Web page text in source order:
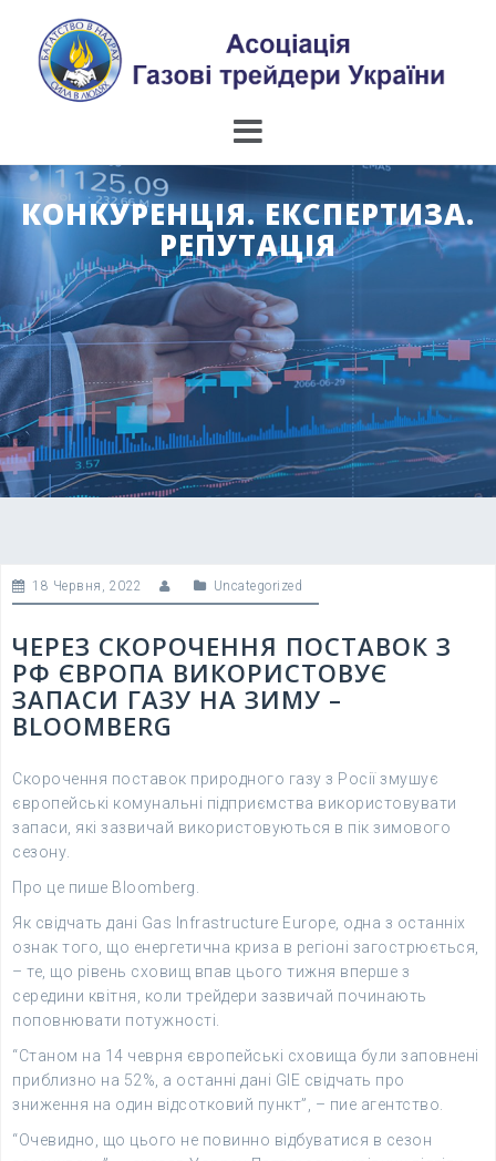
content
КОНКУРЕНЦІЯ. ЕКСПЕРТИЗА.
РЕПУТАЦІЯ
18 Червня, 2022 Uncategorized
ЧЕРЕЗ СКОРОЧЕННЯ ПОСТАВОК З
РФ ЄВРОПА ВИКОРИСТОВУЄ
ЗАПАСИ ГАЗУ НА ЗИМУ –
BLOOMBERG
Скорочення поставок природного газу з Росії змушує
європейські комунальні підприємства використовувати
запаси, які зазвичай використовуються в пік зимового
сезону.
Про це пише Bloomberg.
Як свідчать дані Gas Infrastructure Europe, одна з останніх
ознак того, що енергетична криза в регіоні загострюється,
– те, що рівень сховищ впав цього тижня вперше з
середини квітня, коли трейдери зазвичай починають
поповнювати потужності.
“Станом на 14 чеврня європейські сховища були заповнені
приблизно на 52%, а останні дані GIE свідчать про
зниження на один відсотковий пункт”, – пие агентство.
“Очевидно, що цього не повинно відбуватися в сезон